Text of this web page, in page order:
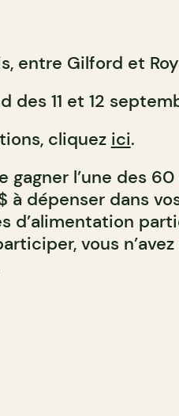
entre Gilford et Roy
des 11 et 12
cliquez ici.
gagner l’une des
à dépenser dans
d’alimentation
vous